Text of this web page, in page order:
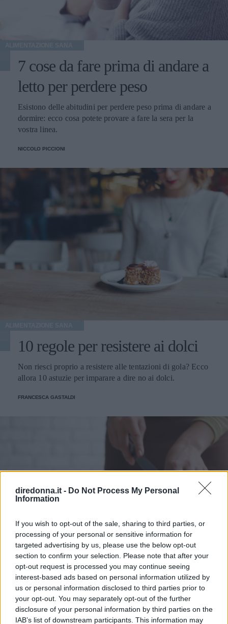
diredonna.it - Do Not Process My Personal
Information
If you wish to opt-out of the sale, sharing to third parties, or
processing of your personal or sensitive information for
targeted advertising by us, please use the below opt-out
section to confirm your selection. Please note that after your
opt-out request is processed you may continue seeing
interest-based ads based on personal information utilized by
us or personal information disclosed to third parties prior to
your opt-out. You may separately opt-out of the further
disclosure of your personal information by third parties on the
IAB’s list of downstream participants. This information may
7 cose da fare prima di andare a
letto per perdere peso
Esistono delle abitudini per perdere peso prima di andare a
dormire: ecco cosa potete provare a fare la sera per la
vostra linea.
NICCOLO PICCIONI
10 regole per resistere ai dolci
Non riesci proprio a resistere alle tentazioni di gola? Ecco
allora 10 astuzie per imparare a dire no ai dolci.
FRANCESCA GASTALDI
ALIMENTAZIONE SANA
Quali sono le proteine che
aiutano a perdere peso